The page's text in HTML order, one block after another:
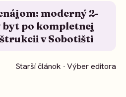
moderný 2-
byt po kompletnej
v Sobotišti
Starší článok ∙ Výber editora